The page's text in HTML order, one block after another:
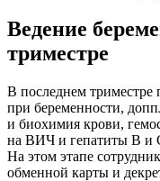
Ведение
триместре
В последнем триместре
при беременности,
и биохимия крови,
на ВИЧ и гепатиты В и
На этом этапе
обменной карты и